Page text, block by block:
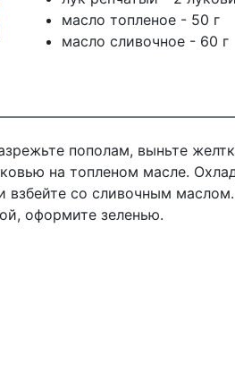
масло топленое - 50 г
масло сливочное - 60 г
пополам, выньте
на топленом масле.
взбейте со сливочным
оформите зеленью.